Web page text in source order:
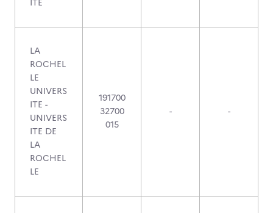
ITE
LA
ROCHEL
LE
UNIVERS
ITE -
UNIVERS
ITE DE
LA
ROCHEL
LE
191700
32700
015
- -